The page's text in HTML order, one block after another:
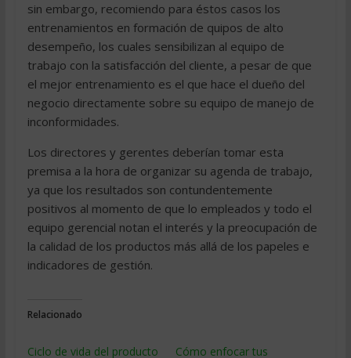
sin embargo, recomiendo para éstos casos los
entrenamientos en formación de quipos de alto
desempeño, los cuales sensibilizan al equipo de
trabajo con la satisfacción del cliente, a pesar de que
el mejor entrenamiento es el que hace el dueño del
negocio directamente sobre su equipo de manejo de
inconformidades.
Los directores y gerentes deberían tomar esta
premisa a la hora de organizar su agenda de trabajo,
ya que los resultados son contundentemente
positivos al momento de que lo empleados y todo el
equipo gerencial notan el interés y la preocupación de
la calidad de los productos más allá de los papeles e
indicadores de gestión.
Relacionado
Ciclo de vida del producto
Cómo enfocar tus